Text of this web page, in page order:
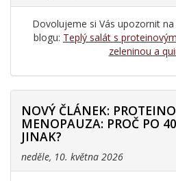
Dovolujeme si Vás upozornit
blogu: Teplý salát s
zeleninou a
NOVÝ ČLÁNEK:
MENOPAUZA: PROČ PO
JINAK?
neděle, 10. května 2026